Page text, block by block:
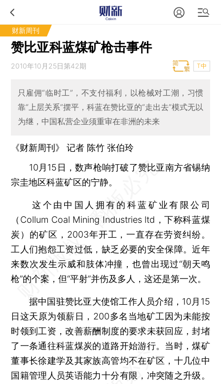
财新周刊
赞比亚科蓝煤矿枪击事件
2010年10月25日第42期 T中
只雇佣“临时工”，不支付福利，以枪械对工潮，习惯
靠“上层关系”摆平，科蓝在赞比亚的“走出去”模式无以
为继，中国私营企业须重审在非洲的未来
《财新周刊》 记者 陈竹张伯玲
10月15日，数声枪响打破了赞比亚南方省锡纳
宗圭地区科蓝矿区的宁静。
这个由中国人拥有的科蓝矿业有限公司
（Collum Coal Mining Industries ltd，下称科蓝煤
炭）的矿区，2003年开工，一直存在劳资纠纷。
工人们抱怨工资过低，缺乏必要的安全保障。近年
来数次发生示威和肢体冲撞，也曾出现过“朝天鸣
枪”的个案，但“平射”并伤及多人，这还是第一次。
据中国驻赞比亚大使馆工作人员介绍，10月15
日这天原为领薪日，200多名当地矿工因为未能按
时领到工资，改善薪酬制度的要求未获回应，封堵
了一条通往科蓝煤炭的道路开始游行。当时，煤矿
董事长徐建学及其家族高管均不在矿区，十几位中
国籍管理人员英语能力十分有限，冲突随之升级。